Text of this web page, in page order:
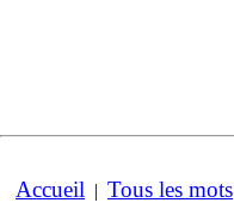
Accueil | Tous les mots